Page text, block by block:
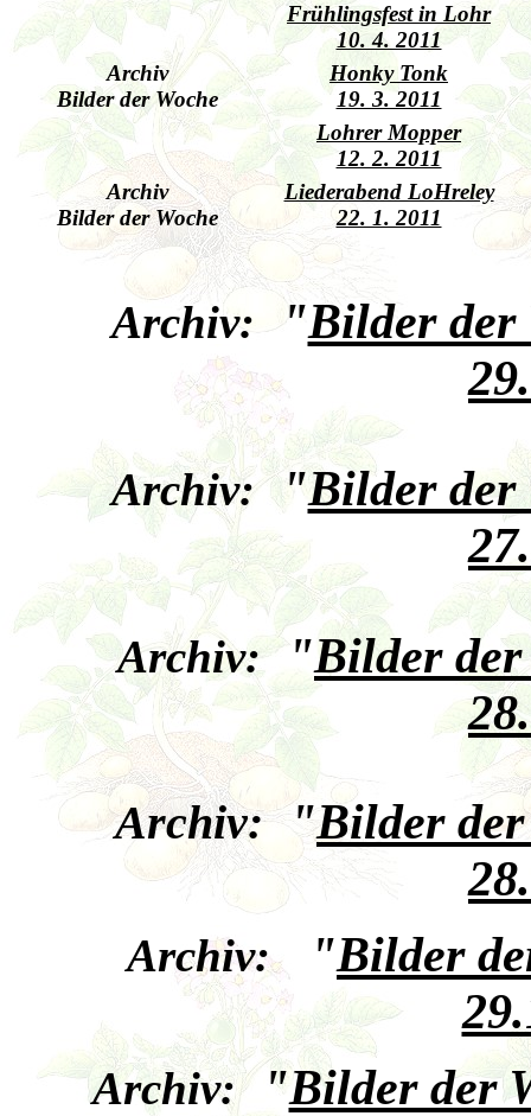
Frühlingsfest in Lohr
10. 4. 2011
Archiv
Bilder der Woche
Honky Tonk
19. 3. 2011
Lohrer Mopper
12. 2. 2011
Archiv
Bilder der Woche
Liederabend LoHreley
22. 1. 2011
Archiv: "Bilder der
Archiv:"Bilder der
Archiv:"Bilder der
Archiv:"Bilder der
Archiv: "Bilder
Archiv:"Bilder der